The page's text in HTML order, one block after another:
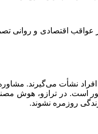
عواقب اقتصادی و روانی
نشأت می‌گیرند. مشاوره
است. در ترازو، هوش
روزمره نشوند.